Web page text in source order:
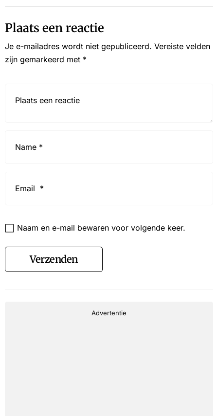
Plaats een reactie
Je e-mailadres wordt niet gepubliceerd. Vereiste velden
zijn gemarkeerd met *
Naam en e-mail bewaren voor volgende keer.
Verzenden
Advertentie